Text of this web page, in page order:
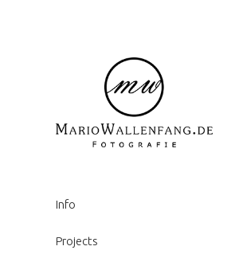
Info
Projects